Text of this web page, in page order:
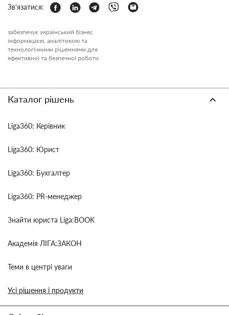
Зв'язатися:
забезпечує український бізнес
інформацією, аналітикою та
технологічними рішеннями для
ефективної та безпечної роботи.
Каталог рішень
Liga360: Керівник
Liga360: Юрист
Liga360: Бухгалтер
Liga360: PR-менеджер
Знайти юриста Liga:BOOK
Академія ЛІГА:ЗАКОН
Теми в центрі уваги
Усі рішення і продукти